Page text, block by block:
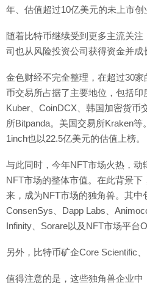
年、估值超过10亿美元的未上市创
随着比特币继续受到更多主流关
司也从风险投资公司获得资金并成
金色财经不完全整理，在超过30
币交易所占据了主要地位，包括
Kuber、CoinDCX、韩国加密货币
所Bitpanda。美国交易所Kraken
1inch也以22.5亿美元的估值上榜。
与此同时，今年NFT市场火热，动
NFT市场的整体市值。在此背景下
来，成为NFT市场的独角兽。其中
ConsenSys、Dapp Labs、
Infinity、Sorare以及NFT市场平台
另外，比特币矿企Core Scientific、
值得注意的是，这些独角兽企业中